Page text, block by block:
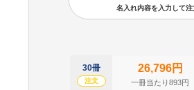
名入れ内容を入力して
30冊
注文
26,796円
一冊当たり893円